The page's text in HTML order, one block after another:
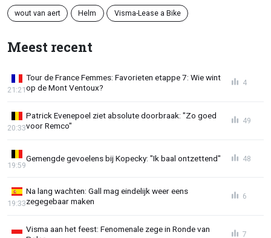
wout van aert Helm Visma-Lease a Bike
Meest recent
Tour de France Femmes: Favorieten etappe 7: Wie wint
op de Mont Ventoux?
21:21
4
Patrick Evenepoel ziet absolute doorbraak: "Zo goed
voor Remco"
20:33
49
Gemengde gevoelens bij Kopecky: "Ik baal ontzettend"
19:59
48
Na lang wachten: Gall mag eindelijk weer eens
zegegebaar maken
19:33
6
Visma aan het feest: Fenomenale zege in Ronde van
7